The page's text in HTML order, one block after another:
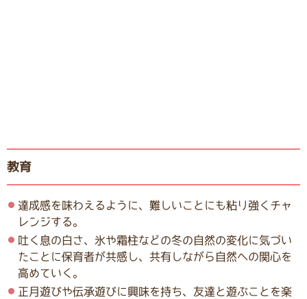
教育
達成感を味わえるように、難しいことにも粘り強くチャ
レンジする。
吐く息の白さ、氷や霜柱などの冬の自然の変化に気づい
たことに保育者が共感し、共有しながら自然への関心を
高めていく。
正月遊びや伝承遊びに興味を持ち、友達と遊ぶことを楽